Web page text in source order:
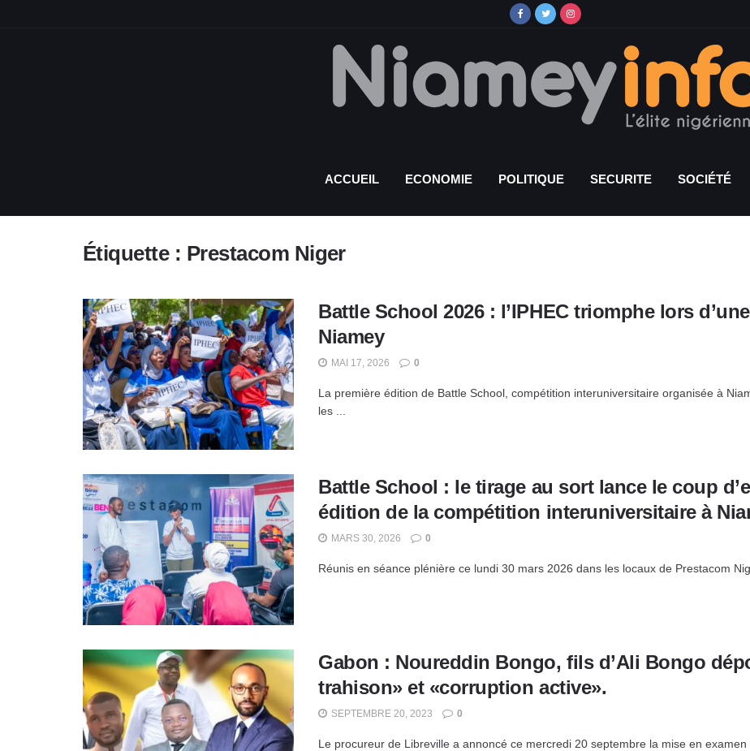
ACCUEIL ECONOMIE POLITIQUE SECURITE SOCIÉTÉ
Étiquette : Prestacom Niger
Battle School 2026 : l’IPHEC triomphe lors
Niamey
MAI 17, 2026 0
La première édition de Battle School, compétition interuniversitaire organisée à
les ...
Battle School : le tirage au sort lance le coup
édition de la compétition interuniversitaire à
MARS 30, 2026 0
Réunis en séance plénière ce lundi 30 mars 2026 dans les locaux de Prestacom
Gabon : Noureddin Bongo, fils d’Ali Bongo
trahison» et «corruption active».
SEPTEMBRE 20, 2023 0
Le procureur de Libreville a annoncé ce mercredi 20 septembre la mise en examen